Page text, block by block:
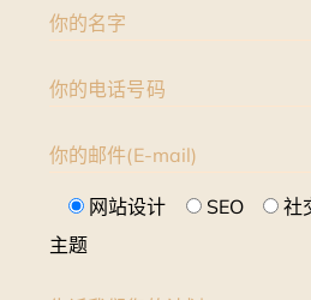
你的名字
你的电话号码
你的邮件(E-mail)
网站设计 SEO 社
主题